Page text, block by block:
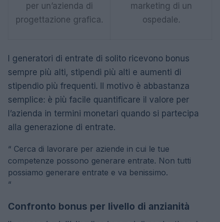
per un’azienda di
progettazione grafica.
marketing di un
ospedale.
I generatori di entrate di solito ricevono bonus
sempre più alti, stipendi più alti e aumenti di
stipendio più frequenti. Il motivo è abbastanza
semplice: è più facile quantificare il valore per
l’azienda in termini monetari quando si partecipa
alla generazione di entrate.
“ Cerca di lavorare per aziende in cui le tue
competenze possono generare entrate. Non tutti
possiamo generare entrate e va benissimo.
“
Confronto bonus per livello di anzianità